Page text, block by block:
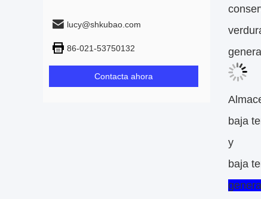
lucy@shkubao.com
86-021-53750132
Contacta ahora
baja
y
baja